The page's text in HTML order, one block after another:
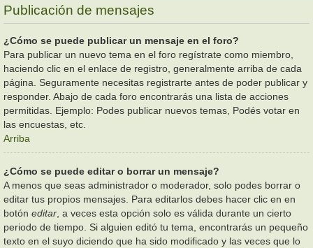
Publicación de mensajes
¿Cómo se puede publicar un mensaje en el foro?
Para publicar un nuevo tema en el foro regístrate como miembro,
haciendo clic en el enlace de registro, generalmente arriba de cada
página. Seguramente necesitas registrarte antes de poder publicar y
responder. Abajo de cada foro encontrarás una lista de acciones
permitidas. Ejemplo: Podes publicar nuevos temas, Podés votar en
las encuestas, etc.
Arriba
¿Cómo se puede editar o borrar un mensaje?
A menos que seas administrador o moderador, solo podes borrar o
editar tus propios mensajes. Para editarlos debes hacer clic en en
botón editar , a veces esta opción solo es válida durante un cierto
periodo de tiempo. Si alguien editó tu tema, encontrarás un pequeño
texto en el suyo diciendo que ha sido modificado y las veces que lo